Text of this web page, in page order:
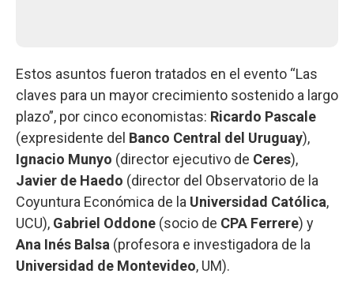
Estos asuntos fueron tratados en el evento “Las
claves para un mayor crecimiento sostenido a largo
plazo”, por cinco economistas: Ricardo Pascale
(expresidente del Banco Central del Uruguay),
Ignacio Munyo (director ejecutivo de Ceres),
Javier de Haedo (director del Observatorio de la
Coyuntura Económica de la Universidad Católica,
UCU), Gabriel Oddone (socio de CPA Ferrere) y
Ana Inés Balsa (profesora e investigadora de la
Universidad de Montevideo, UM).